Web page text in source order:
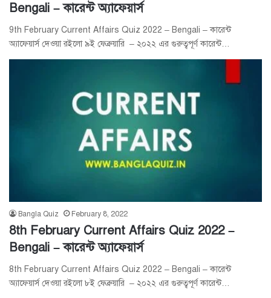
Bengali – কারেন্ট অ্যাফেয়ার্স
9th February Current Affairs Quiz 2022 – Bengali – কারেন্ট
অ্যাফেয়ার্স দেওয়া রইলো ৯ই ফেব্রুয়ারি – ২০২২ এর গুরুত্বপূর্ণ কারেন্ট…
Bangla Quiz February 8, 2022
8th February Current Affairs Quiz 2022 –
Bengali – কারেন্ট অ্যাফেয়ার্স
8th February Current Affairs Quiz 2022 – Bengali – কারেন্ট
অ্যাফেয়ার্স দেওয়া রইলো ৮ই ফেব্রুয়ারি – ২০২২ এর গুরুত্বপূর্ণ কারেন্ট…